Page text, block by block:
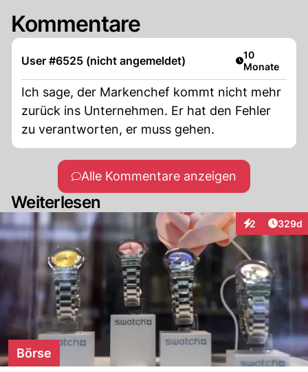
Kommentare
User #6525 (nicht angemeldet) Artikel
10
Monate
Ich sage, der Markenchef kommt nicht mehr
zurück ins Unternehmen. Er hat den Fehler
zu verantworten, er muss gehen.
Alle Kommentare anzeigen
Weiterlesen
2
Interaktionen
329d
Börse